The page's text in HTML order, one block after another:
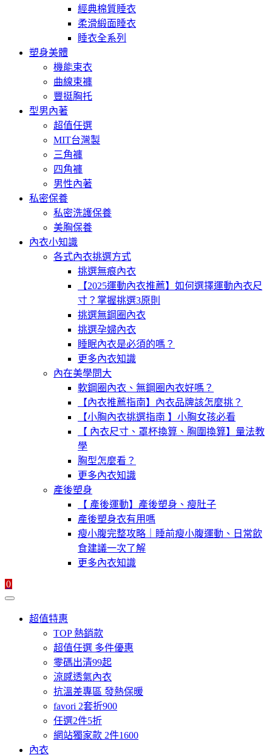
經典棉質睡衣
柔滑緞面睡衣
睡衣全系列
塑身美體
機能束衣
曲線束褲
豐挺胸托
型男內著
超值任選
MIT台灣製
三角褲
四角褲
男性內著
私密保養
私密洗護保養
美胸保養
內衣小知識
各式內衣挑選方式
挑選無痕內衣
【2025運動內衣推薦】如何選擇運動內衣尺
寸？掌握挑選3原則
挑選無鋼圈內衣
挑選孕婦內衣
睡眠內衣是必須的嗎？
更多內衣知識
內在美學問大
軟鋼圈內衣、無鋼圈內衣好嗎？
【內衣推薦指南】內衣品牌該怎麼挑？
【小胸內衣挑選指南 】小胸女孩必看
【 內衣尺寸、罩杯換算、胸圍換算】量法教
學
胸型怎麼看？
更多內衣知識
產後塑身
【 產後運動】產後塑身、瘦肚子
產後塑身衣有用嗎
瘦小腹完整攻略｜睡前瘦小腹運動、日常飲
食建議一次了解
更多內衣知識
0
超值特惠
TOP 熱銷款
超值任選 多件優惠
零碼出清99起
涼感透氣內衣
抗溫差專區 發熱保暖
favori 2套折900
任選2件5折
網站獨家款 2件1600
內衣